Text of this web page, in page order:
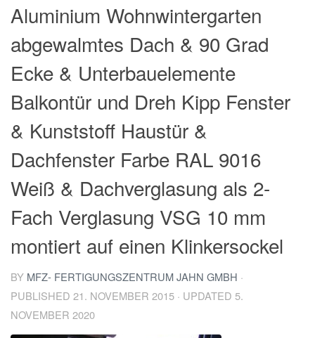
Aluminium Wohnwintergarten
abgewalmtes Dach & 90 Grad
Ecke & Unterbauelemente
Balkontür und Dreh Kipp Fenster
& Kunststoff Haustür &
Dachfenster Farbe RAL 9016
Weiß & Dachverglasung als 2-
Fach Verglasung VSG 10 mm
montiert auf einen Klinkersockel
BY MFZ- FERTIGUNGSZENTRUM JAHN GMBH ·
PUBLISHED 21. NOVEMBER 2015 · UPDATED 5.
NOVEMBER 2020